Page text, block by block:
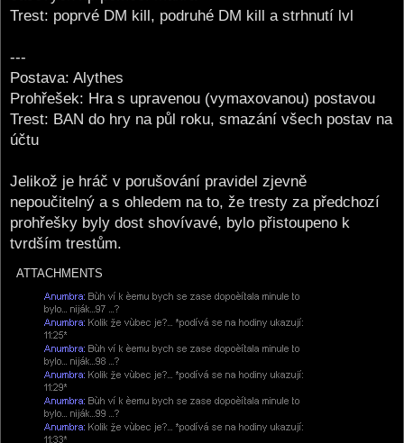
Trest: poprvé DM kill, podruhé DM kill a strhnutí lvl
---
Postava: Alythes
Prohřešek: Hra s upravenou (vymaxovanou) postavou
Trest: BAN do hry na půl roku, smazání všech postav na
účtu
Jelikož je hráč v porušování pravidel zjevně
nepoučitelný a s ohledem na to, že tresty za předchozí
prohřešky byly dost shovívavé, bylo přistoupeno k
tvrdším trestům.
ATTACHMENTS